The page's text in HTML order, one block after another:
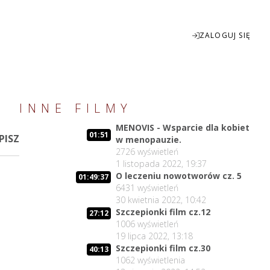
ZALOGUJ SIĘ
fullscreen
INNE FILMY
01:51
MENOVIS - Wsparcie dla kobiet
w menopauzie.
2726 wyświetleń
1 listopada 2022, 19:37
01:49:37
O leczeniu nowotworów cz. 5
6431 wyświetleń
30 kwietnia 2022, 10:42
27:12
Szczepionki film cz.12
1006 wyświetleń
19 lipca 2022, 13:18
40:13
Szczepionki film cz.30
1062 wyświetlenia